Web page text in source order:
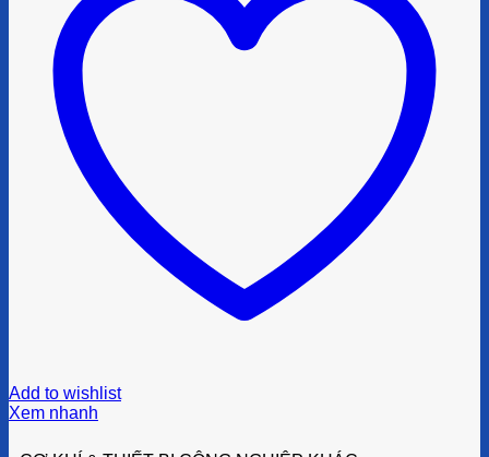
Add to wishlist
Xem nhanh